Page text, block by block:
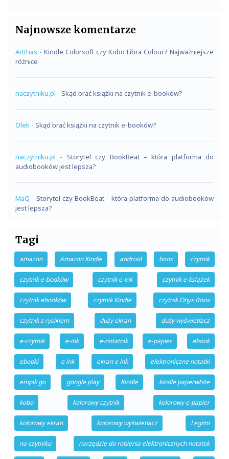
Najnowsze komentarze
Artthas - Kindle Colorsoft czy Kobo Libra Colour? Najważniejsze
różnice
naczytniku.pl - Skąd brać książki na czytnik e-booków?
Olek - Skąd brać książki na czytnik e-booków?
naczytniku.pl - Storytel czy BookBeat – która platforma do
audiobooków jest lepsza?
MaQ - Storytel czy BookBeat – która platforma do audiobooków
jest lepsza?
Tagi
amazon Amazon Kindle android boox czytnik
czytnik e-booków czytnik e-ink czytnik e-książek
czytnik ebooków czytnik Kindle czytnik Onyx Boox
czytnik z rysikiem duży ekran duży wyświetlacz
e-czytnik e-ink e-notatnik e-papier ebook
ebooki e ink ekran e ink elektroniczne notatki
empik go google play Kindle kindle paperwhite
kobo kolorowy czytnik kolorowy e-papier
kolorowy ekran kolorowy wyświetlacz Legimi
na czytniku narzędzie do robienia elektronicznych notatek